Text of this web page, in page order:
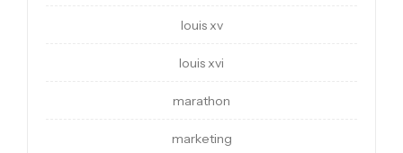
louis xv
louis xvi
marathon
marketing